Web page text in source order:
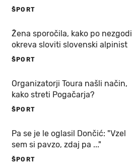
ŠPORT
Žena sporočila, kako po nezgodi
okreva sloviti slovenski alpinist
ŠPORT
Organizatorji Toura našli način,
kako streti Pogačarja?
ŠPORT
Pa se je le oglasil Dončić: "Vzel
sem si pavzo, zdaj pa ..."
ŠPORT